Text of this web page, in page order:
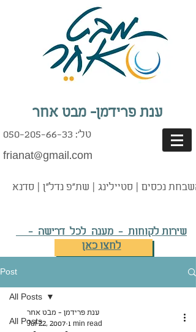
ענת פרידמן- מבט אחר
טל': 050-205-66-33
frianat@gmail.com
נכסים | סטיילינג | שת"פ נדל"ן | סדנא
שירות לקוחות - מענה לכל דרישה -
לחצו כאן
Post
All Posts
All Posts
ענת פרידמן - מבט אחר
Jul 22, 2007 1 min read